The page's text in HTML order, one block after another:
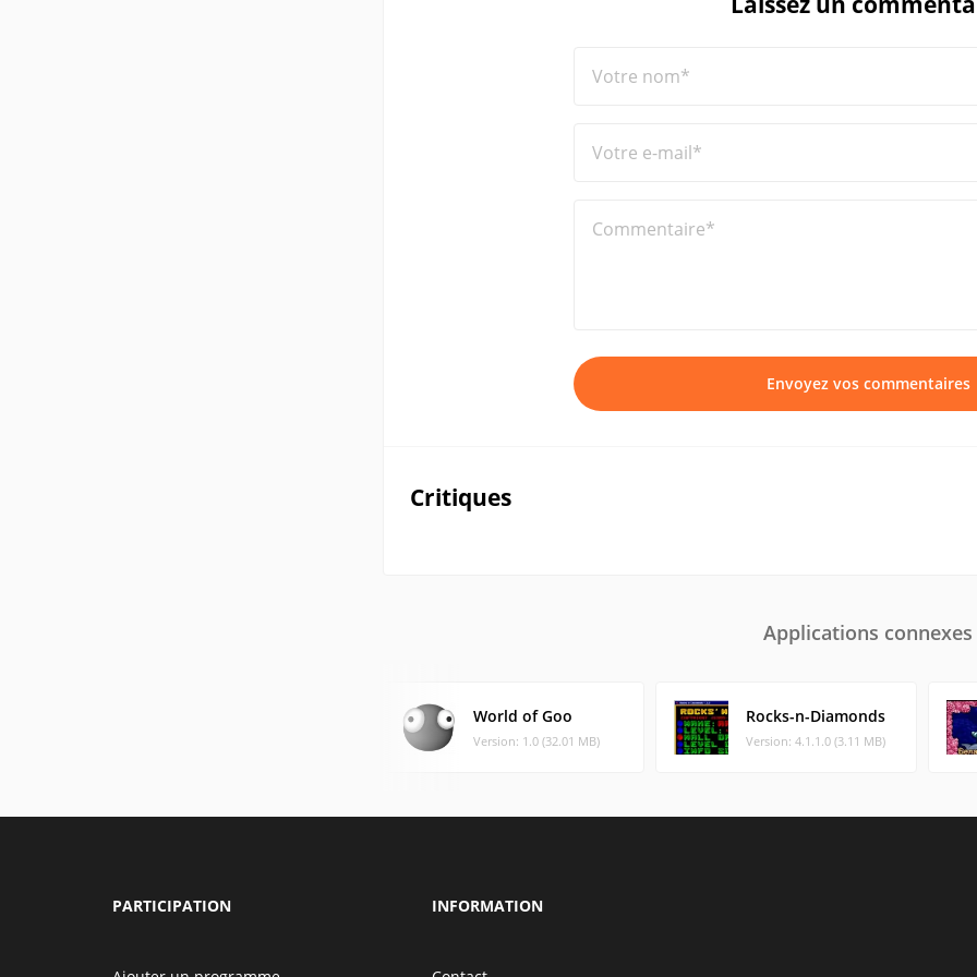
Votre nom*
Votre e-mail*
Commentaire*
Envoyez vos commentaires
Critiques
Applications connexes
World of Goo
Version: 1.0 (32.01 MB)
Rocks-n-Diamonds
Version: 4.1.1.0 (3.11 MB)
PARTICIPATION INFORMATION